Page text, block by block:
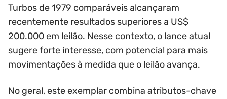
Turbos de 1979 comparáveis alcançaram
recentemente resultados superiores a US$
200.000 em leilão. Nesse contexto, o lance atual
sugere forte interesse, com potencial para mais
movimentações à medida que o leilão avança.
No geral, este exemplar combina atributos-chave